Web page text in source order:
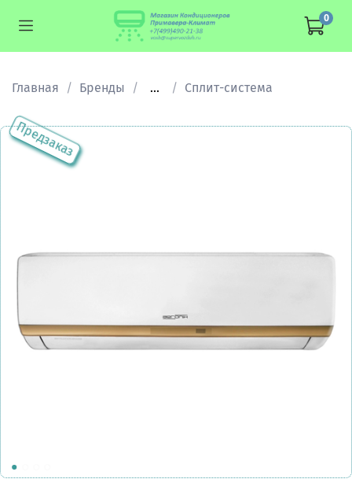
0
Главная Бренды ... Сплит-система
Предзаказ